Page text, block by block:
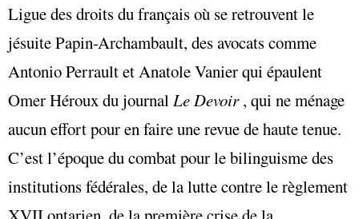
Ligue des droits du français où se retrouvent le
jésuite Papin-Archambault, des avocats comme
Antonio Perrault et Anatole Vanier qui épaulent
Omer Héroux du journalLe Devoir, qui ne ménage
aucun effort pour en faire une revue de haute tenue.
C’est l’époque du combat pour le bilinguisme des
institutions fédérales, de la lutte contre le règlement